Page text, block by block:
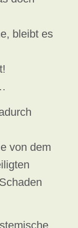
bleibt es
von dem